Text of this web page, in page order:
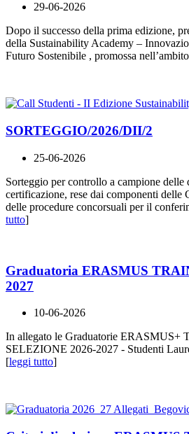
29-06-2026
Dopo il successo della prima edizione,
della Sustainability Academy –
Futuro Sostenibile , promossa
SORTEGGIO/2026/DII/2
25-06-2026
Sorteggio per controllo a campione
certificazione, rese dai componenti delle
delle procedure concorsuali per il
tutto]
Graduatoria ERASMUS
2027
10-06-2026
In allegato le Graduatorie ERASMUS+
SELEZIONE 2026-2027 - Studenti
[leggi tutto]